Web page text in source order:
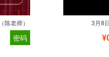
老师）
密码
3月8